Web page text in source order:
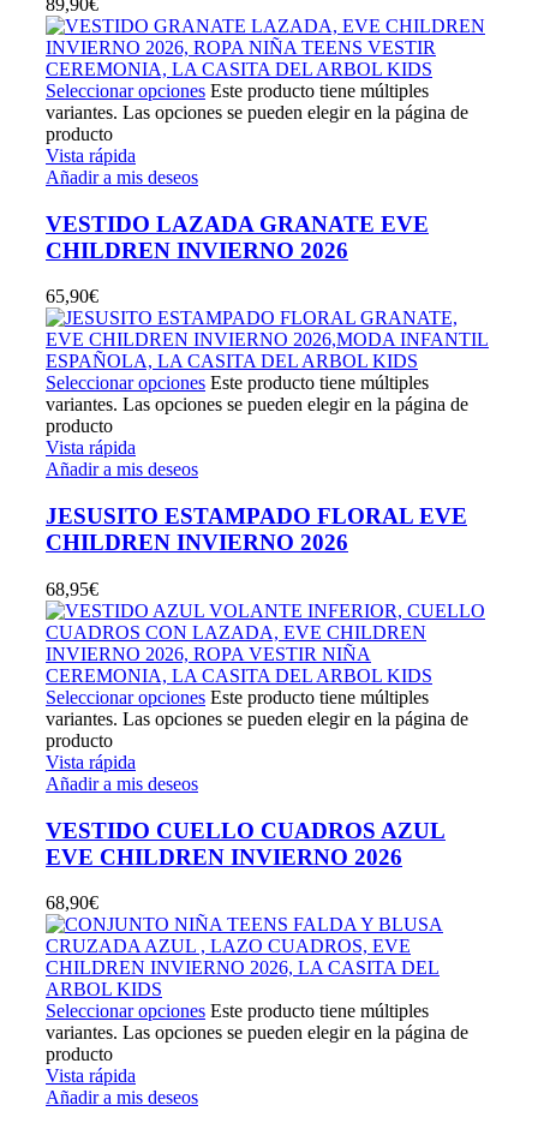
89,90€
Seleccionar opciones Este producto tiene múltiples
variantes. Las opciones se pueden elegir en la página de
producto
Vista rápida
Añadir a mis deseos
VESTIDO LAZADA GRANATE EVE
CHILDREN INVIERNO 2026
65,90€
Seleccionar opciones Este producto tiene múltiples
variantes. Las opciones se pueden elegir en la página de
producto
Vista rápida
Añadir a mis deseos
JESUSITO ESTAMPADO FLORAL EVE
CHILDREN INVIERNO 2026
68,95€
Seleccionar opciones Este producto tiene múltiples
variantes. Las opciones se pueden elegir en la página de
producto
Vista rápida
Añadir a mis deseos
VESTIDO CUELLO CUADROS AZUL
EVE CHILDREN INVIERNO 2026
68,90€
Seleccionar opciones Este producto tiene múltiples
variantes. Las opciones se pueden elegir en la página de
producto
Vista rápida
Añadir a mis deseos